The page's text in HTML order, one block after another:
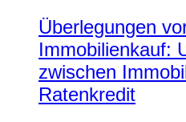
Überlegungen
Immobilienkauf:
zwischen
Ratenkredit